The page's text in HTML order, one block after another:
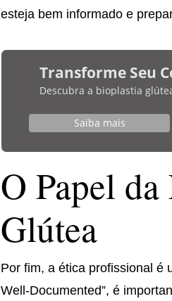
esteja bem informado e
Transforme Seu
Descubra a bioplastia
Saiba mais
O Papel
Glútea
Por fim, a ética profissional é
Well-Documented”, é